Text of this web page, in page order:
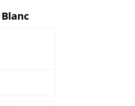
Blancselect